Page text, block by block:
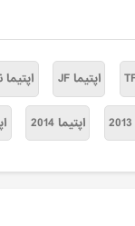
اپتیما JF اپتیما
اپتیما 2014